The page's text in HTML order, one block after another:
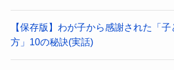
【保存版】わが子から感謝された「
方」10の秘訣(実話)